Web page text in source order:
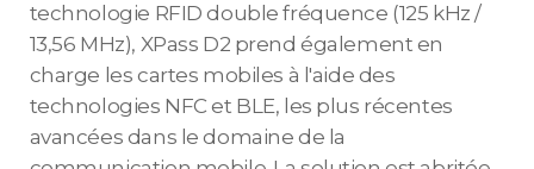
technologie RFID double fréquence (125 kHz /
13,56 MHz), XPass D2 prend également en
charge les cartes mobiles à l'aide des
technologies NFC et BLE, les plus récentes
avancées dans le domaine de la